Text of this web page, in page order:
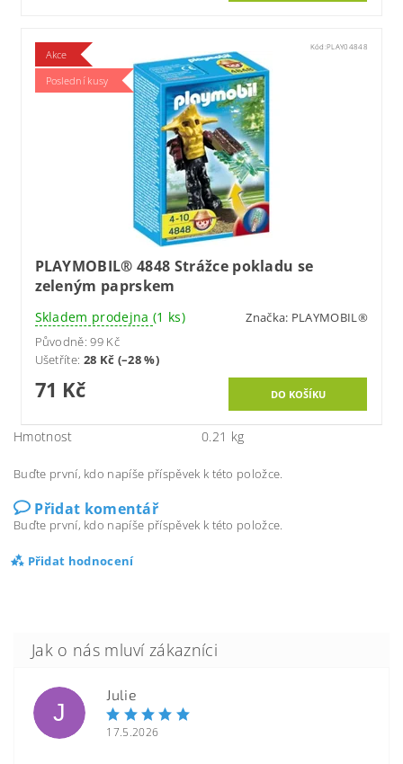
Akce
Poslední kusy
Kód:PLAY04848
PLAYMOBIL® 4848 Strážce pokladu se
zeleným paprskem
Skladem prodejna (1 ks) Značka: PLAYMOBIL®
Původně:99 Kč
Ušetříte: 28 Kč (–28 %)
71 Kč
Hmotnost 0.21 kg
Buďte první, kdo napíše příspěvek k této položce.
Přidat komentář
Buďte první, kdo napíše příspěvek k této položce.
Přidat hodnocení
J
Julie
17.5.2026